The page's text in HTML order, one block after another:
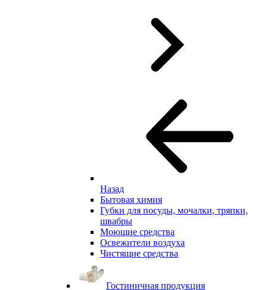
Назад
Бытовая химия
Губки для посуды, мочалки, тряпки,
швабры
Моющие средства
Освежители воздуха
Чистящие средства
Гостиничная продукция